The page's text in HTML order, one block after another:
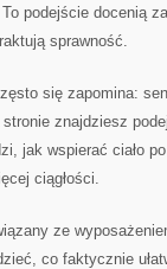
podejście docenią
sprawność.
się zapomina:
znajdziesz
jak wspierać ciało
ciągłości.
ze
co faktycznie